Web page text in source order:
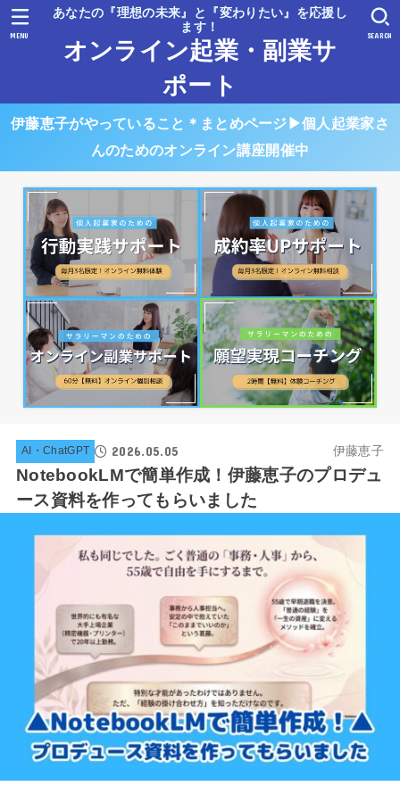
あなたの『理想の未来』と『変わりたい』を応援し
ます！
オンライン起業・副業サ
ポート
SEARCH
MENU
伊藤恵子がやっていること＊まとめページ▶︎個人起業家さ
んのためのオンライン講座開催中
AI・ChatGPT 2026.05.05 伊藤恵子
NotebookLMで簡単作成！伊藤恵子のプロデュ
ース資料を作ってもらいました